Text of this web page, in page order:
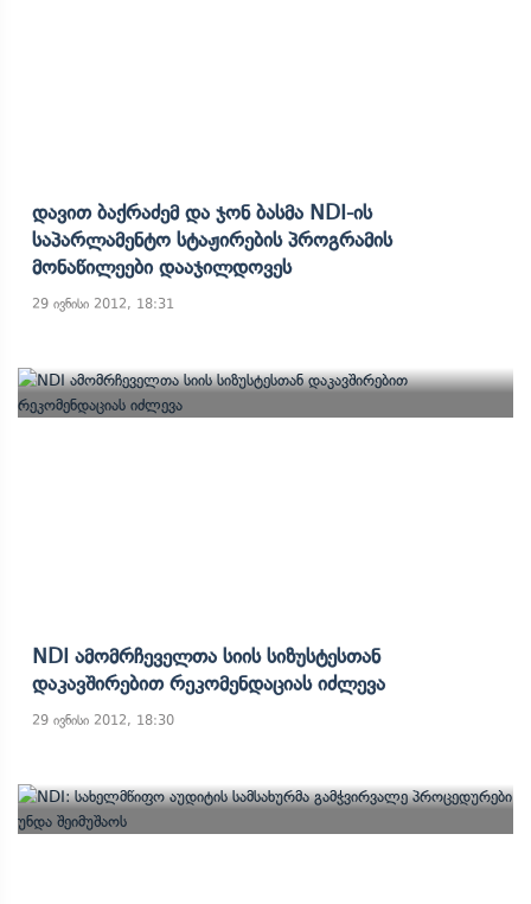
Დავით Ბაქრაძემ Და Ჯონ Ბასმა NDI-Ის
Საპარლამენტო Სტაჟირების Პროგრამის
Მონაწილეები Დააჯილდოვეს
29 ივნისი 2012, 18:31
NDI Ამომრჩეველთა Სიის Სიზუსტესთან
Დაკავშირებით Რეკომენდაციას Იძლევა
29 ივნისი 2012, 18:30